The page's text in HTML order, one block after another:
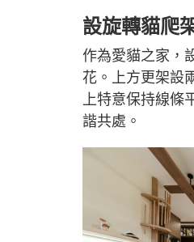
設旋轉貓爬
作為愛貓之家，
花。上方更架設
上特意保持線條
諧共處。